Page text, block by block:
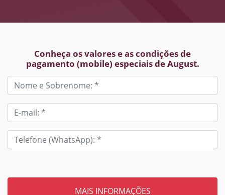
Conheça os valores e as condições de
pagamento (mobile) especiais de August.